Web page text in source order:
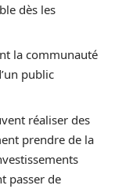
dès les
la communauté
public
réaliser des
prendre de la
passer de